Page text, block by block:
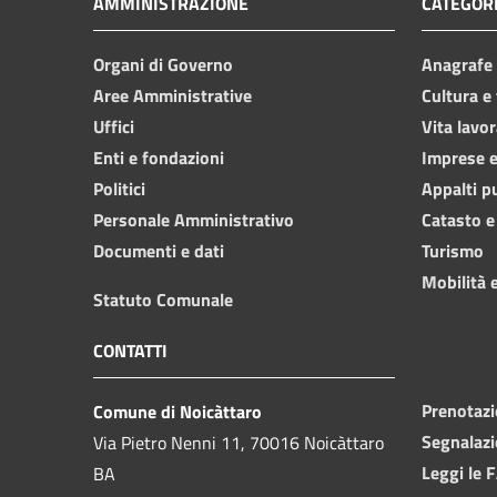
Organi di Governo
Aree Amministrative
Uffici
Enti e fondazioni
Politici
Personale Amministrativo
Documenti e dati
Statuto Comunale
Cultura
Vita
Imprese
Appalti
Catasto
Turismo
Mobilità
CONTATTI
Comune di Noicàttaro
Via Pietro Nenni 11, 70016 Noicàttaro
BA
Leggi le